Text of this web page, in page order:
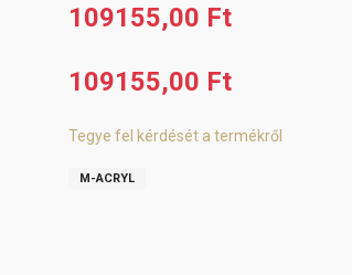
109155,00 Ft
109155,00 Ft
Tegye fel kérdését a termékről
M-ACRYL